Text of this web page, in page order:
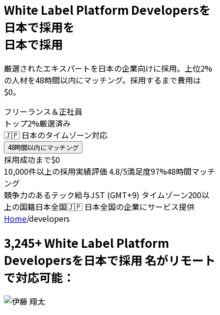
White Label Platform Developersを
日本で採用を
日本で採用
厳選されたエキスパートを日本の企業向けに採用。上位2%
の人材を48時間以内にマッチング。採用するまで費用は
$0。
フリーランス＆正社員
トップ2%厳選済み
🇯🇵 日本のタイムゾーン対応
48時間以内にマッチング
採用成功まで$0
10,000件以上の採用実績評価 4.8/5満足度97%48時間マッチ
ング
競争力のあるテック給与JST (GMT+9) タイムゾーン200以
上の国籍日本全国🇯🇵 日本全国の企業にサービス提供
Home/developers
3,245+ White Label Platform
Developersを日本で採用 名がリモート
で対応可能：